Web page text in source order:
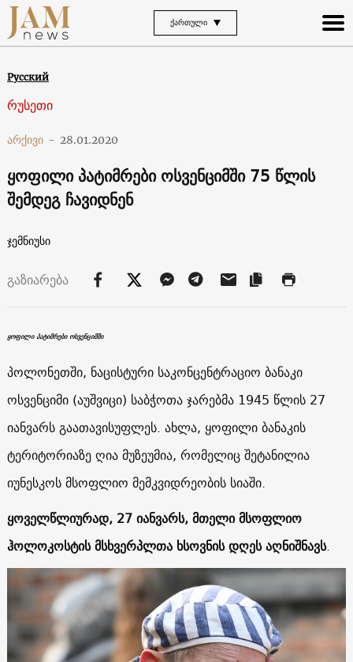
ᲥᲐᲠᲗᲣᲚᲘ
Русский
რუსეთი
არქივი - 28.01.2020
ყოფილი პატიმრები ოსვენციმში 75 წლის
შემდეგ ჩავიდნენ
ჯემნიუსი
გაზიარება
ყოფილი პატიმრები ოსვენციმში
პოლონეთში, ნაცისტური საკონცენტრაციო ბანაკი
ოსვენციმი (აუშვიცი) საბჭოთა ჯარებმა 1945 წლის 27
იანვარს გაათავისუფლეს. ახლა, ყოფილი ბანაკის
ტერიტორიაზე ღია მუზეუმია, რომელიც შეტანილია
იუნესკოს მსოფლიო მემკვიდრეობის სიაში.
ყოველწლიურად, 27 იანვარს, მთელი მსოფლიო
ჰოლოკოსტის მსხვერპლთა ხსოვნის დღეს აღნიშნავს.